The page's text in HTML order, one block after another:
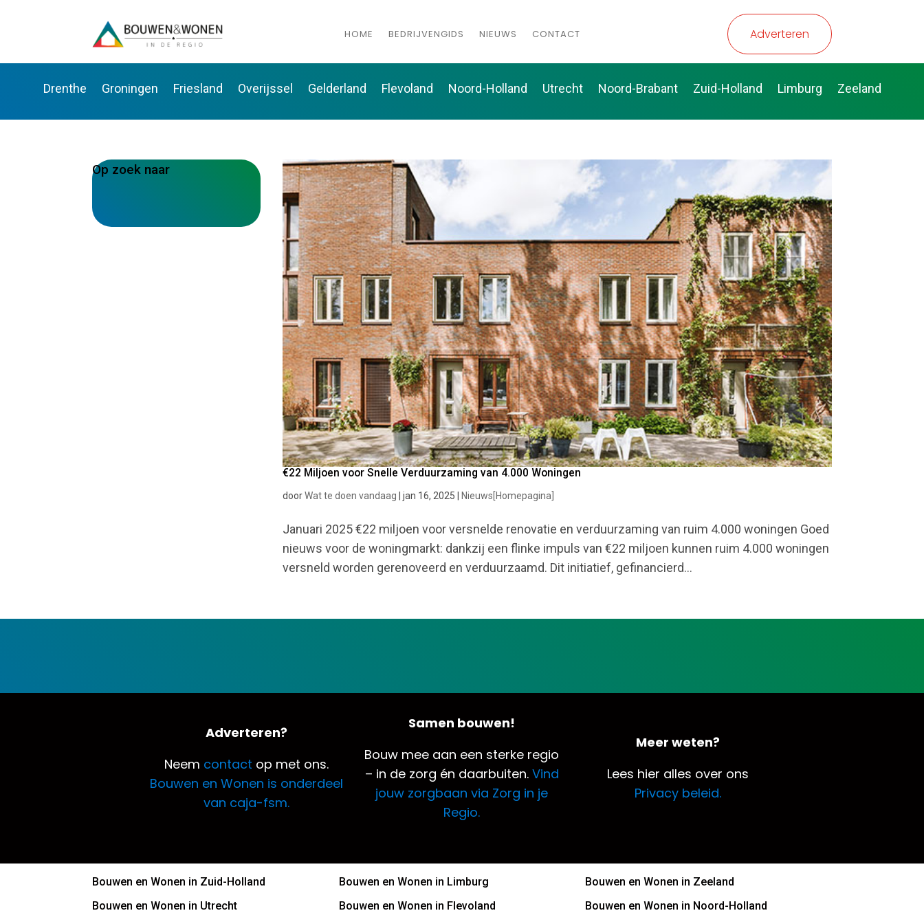
HOME BEDRIJVENGIDS NIEUWS CONTACT Adverteren
Drenthe Groningen Friesland Overijssel Gelderland Flevoland Noord-Holland Utrecht Noord-Brabant Zuid-Holland Limburg Zeeland
€22 Miljoen voor Snelle Verduurzaming van 4.000 Woningen
doorWat te doen vandaag |jan 16, 2025 Nieuws[Homepagina]
Januari 2025 €22 miljoen voor versnelde renovatie en verduurzaming van ruim 4.000 woningen Goed
nieuws voor de woningmarkt: dankzij een flinke impuls van €22 miljoen kunnen ruim 4.000 woningen
versneld worden gerenoveerd en verduurzaamd. Dit initiatief, gefinancierd...
Op zoek naar
Adverteren?
Neem contact op met ons.
Bouwen en Wonen is onderdeel
van caja-fsm.
Samen bouwen!
Bouw mee aan een sterke regio
– in de zorg én daarbuiten. Vind
jouw zorgbaan via Zorg in je
Regio.
Meer weten?
Lees hier alles over ons
Privacy beleid.
Bouwen en Wonen in Zuid-Holland
Bouwen en Wonen in Utrecht
Bouwen en Wonen in Limburg
Bouwen en Wonen in Flevoland
Bouwen en Wonen in Zeeland
Bouwen en Wonen in Noord-Holland